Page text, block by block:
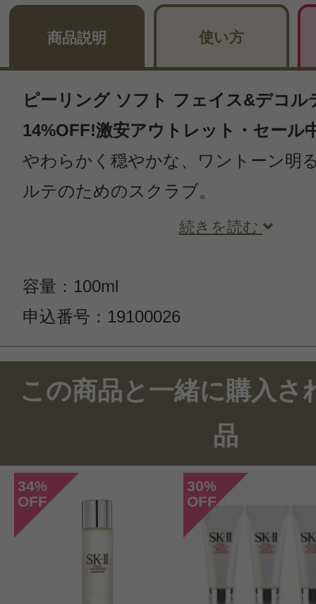
商品説明 使い方
ピーリング ソフト フェイス&デコル
14%OFF!激安アウトレット・セール
やわらかく穏やかな、ワントーン明
ルテのためのスクラブ。
続きを読む
容量：100ml
申込番号：19100026
この商品のクチコミ
3件のレビュー
投稿日：2023年03月
Pauline 様／60代以上
この商品と一緒に購入さ
品
34%
OFF
30%
OFF